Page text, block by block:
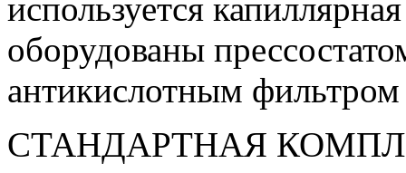
используется
оборудованы
антикислотным
СТАНДАРТНАЯ